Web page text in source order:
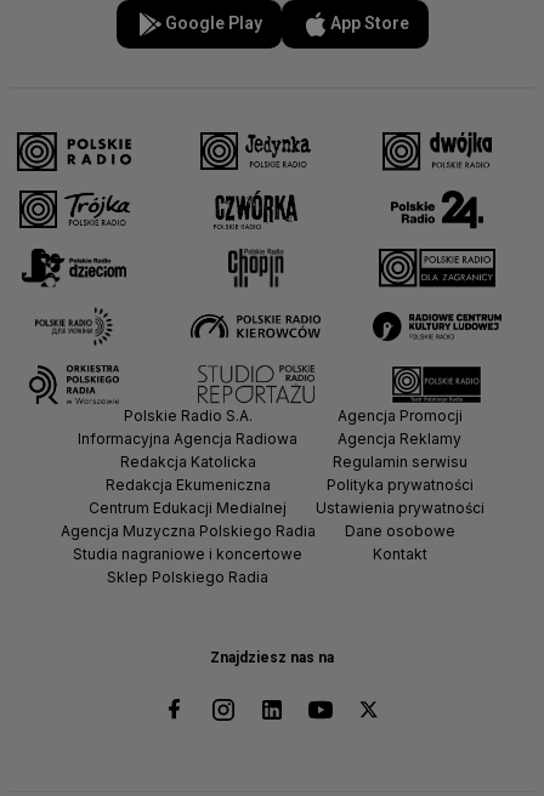
Google Play App Store
Znajdziesz nas na
Polskie Radio S.A.
Informacyjna Agencja Radiowa
Redakcja Katolicka
Redakcja Ekumeniczna
Centrum Edukacji Medialnej
Agencja Muzyczna Polskiego Radia
Studia nagraniowe i koncertowe
Sklep Polskiego Radia
Agencja Promocji
Agencja Reklamy
Regulamin serwisu
Polityka prywatności
Ustawienia prywatności
Dane osobowe
Kontakt